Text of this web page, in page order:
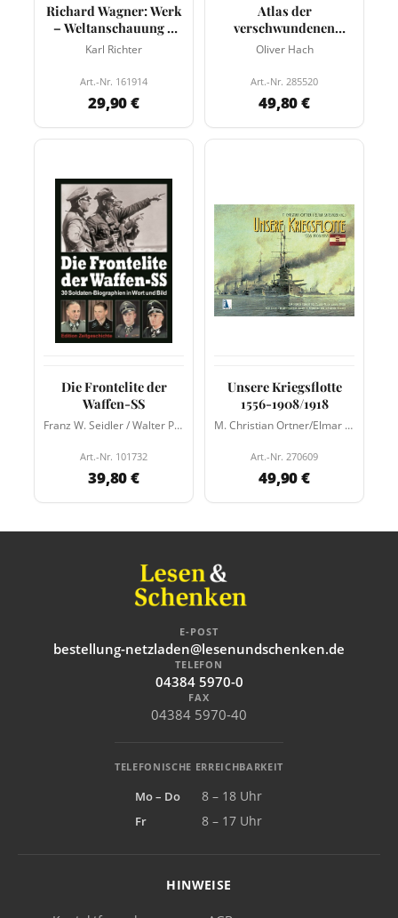
Richard Wagner: Werk
– Weltanschauung –
Deutung
Karl Richter
Art.-Nr. 161914
29,90 €
Atlas der
verschwundenen
Dörfer im Ergebirge
Oliver Hach
Art.-Nr. 285520
49,80 €
Die Frontelite der
Waffen-SS
Franz W. Seidler / Walter Post
Art.-Nr. 101732
39,80 €
Unsere Kriegsflotte
1556-1908/1918
M. Christian Ortner/Elmar Samsinger
Art.-Nr. 270609
49,90 €
E-POST
bestellung-netzladen@lesenundschenken.de
TELEFON
04384 5970-0
FAX
04384 5970-40
TELEFONISCHE ERREICHBARKEIT
Mo – Do
8 – 18 Uhr
Fr
8 – 17 Uhr
HINWEISE